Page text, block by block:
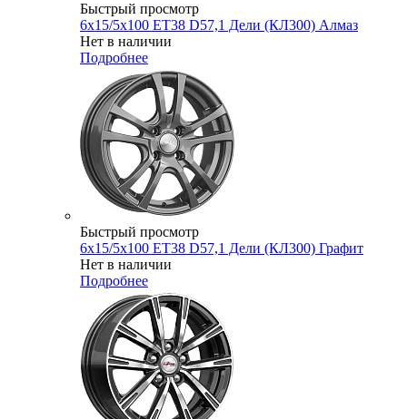
Быстрый просмотр
6x15/5x100 ET38 D57,1 Дели (КЛ300) Алмаз
Нет в наличии
Подробнее
Быстрый просмотр
6x15/5x100 ET38 D57,1 Дели (КЛ300) Графит
Нет в наличии
Подробнее